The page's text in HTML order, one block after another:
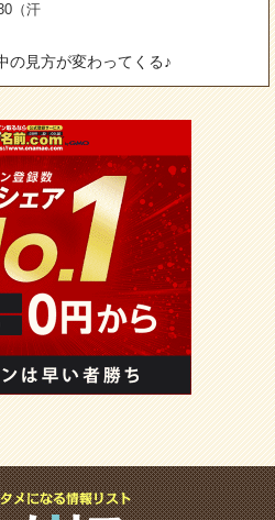
（汗
の見方が変わってくる♪